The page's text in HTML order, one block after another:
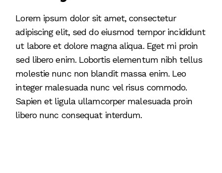
Lorem ipsum dolor sit amet, consectetur
adipiscing elit, sed do eiusmod tempor incididunt
ut labore et dolore magna aliqua. Eget mi proin
sed libero enim. Lobortis elementum nibh tellus
molestie nunc non blandit massa enim. Leo
integer malesuada nunc vel risus commodo.
Sapien et ligula ullamcorper malesuada proin
libero nunc consequat interdum.